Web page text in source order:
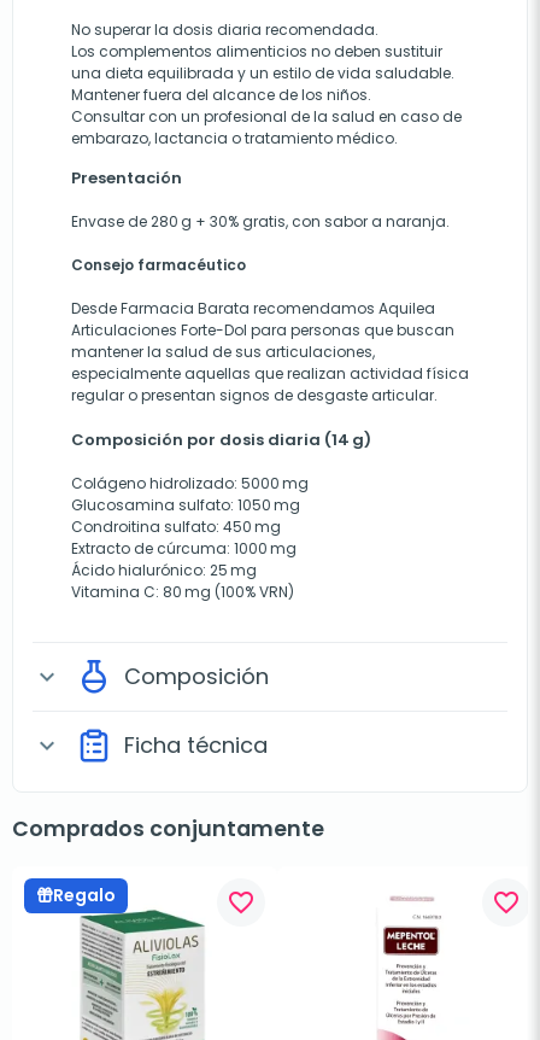
No superar la dosis diaria recomendada.
Los complementos alimenticios no deben sustituir
una dieta equilibrada y un estilo de vida saludable.
Mantener fuera del alcance de los niños.
Consultar con un profesional de la salud en caso de
embarazo, lactancia o tratamiento médico.
Presentación
Envase de 280 g + 30% gratis, con sabor a naranja.
Consejo farmacéutico
Desde Farmacia Barata recomendamos Aquilea
Articulaciones Forte-Dol para personas que buscan
mantener la salud de sus articulaciones,
especialmente aquellas que realizan actividad física
regular o presentan signos de desgaste articular.
Composición por dosis diaria (14 g)
Colágeno hidrolizado: 5000 mg
Glucosamina sulfato: 1050 mg
Condroitina sulfato: 450 mg
Extracto de cúrcuma: 1000 mg
Ácido hialurónico: 25 mg
Vitamina C: 80 mg (100% VRN)
expand_more Composición
expand_more Ficha técnica
Comprados conjuntamente
Regalo favorite_border favorite_border